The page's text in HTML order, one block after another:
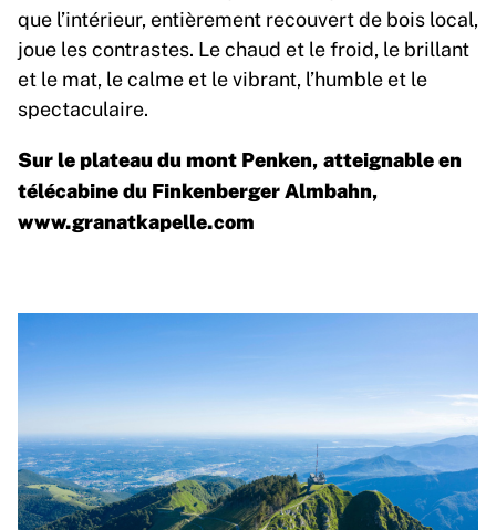
que l’intérieur, entièrement recouvert de bois local,
joue les contrastes. Le chaud et le froid, le brillant
et le mat, le calme et le vibrant, l’humble et le
spectaculaire.
Sur le plateau du mont Penken, atteignable en
télécabine du Finkenberger Almbahn,
www.granatkapelle.com